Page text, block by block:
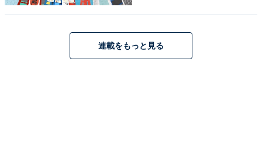
す。ロビーでの「ロビーコンサート」や季節の香り溢れ
る「庭園」の散策など、五感で楽しむ非日常のひととき
連載をもっと見る